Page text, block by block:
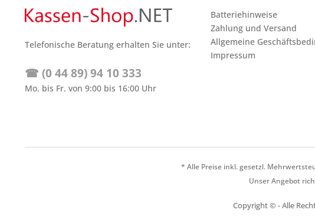
Telefonische Beratung erhalten Sie unter:
☎ (0 44 89) 94 10 333
Mo. bis Fr. von 9:00 bis 16:00 Uhr
Batteriehinweise
Zahlung und Versand
Allgemeine
Impressum
* Alle Preise inkl. gesetzl.
Unser Angebot
Copyright © - Alle